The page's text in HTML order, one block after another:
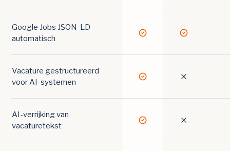
Google Jobs JSON-LD
automatisch
Ja Ja
Vacature gestructureerd
voor AI-systemen
Ja Nee
AI-verrijking van
vacaturetekst
Ja Nee